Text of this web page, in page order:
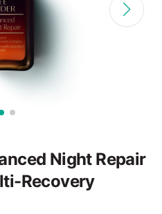
Night Repair
Recovery